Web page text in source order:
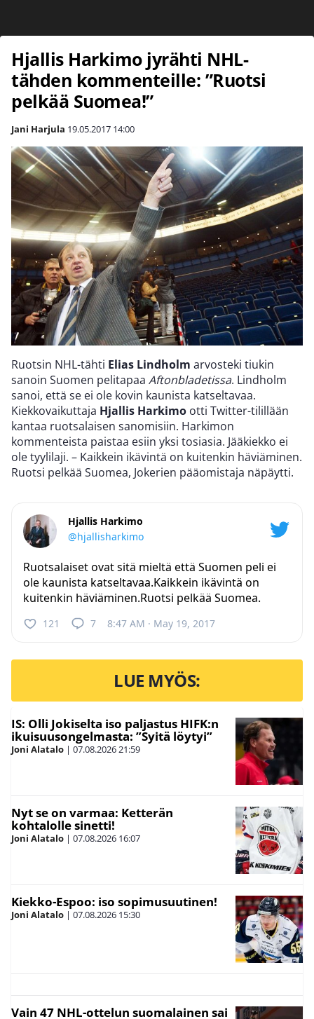
Hjallis Harkimo jyrähti NHL-
tähden kommenteille: ”Ruotsi
pelkää Suomea!”
Jani Harjula 19.05.2017 14:00
Ruotsin NHL-tähti Elias Lindholm arvosteki tiukin
sanoin Suomen pelitapaa Aftonbladetissa. Lindholm
sanoi, että se ei ole kovin kaunista katseltavaa.
Kiekkovaikuttaja Hjallis Harkimo otti Twitter-tilillään
kantaa ruotsalaisen sanomisiin. Harkimon
kommenteista paistaa esiin yksi tosiasia. Jääkiekko ei
ole tyylilaji. – Kaikkein ikävintä on kuitenkin häviäminen.
Ruotsi pelkää Suomea, Jokerien pääomistaja näpäytti.
Hjallis Harkimo
@hjallisharkimo
Ruotsalaiset ovat sitä mieltä että Suomen peli ei
ole kaunista katseltavaa.Kaikkein ikävintä on
kuitenkin häviäminen.Ruotsi pelkää Suomea.
121 7 8:47 AM · May 19, 2017
LUE MYÖS:
IS: Olli Jokiselta iso paljastus HIFK:n
ikuisuusongelmasta: ”Syitä löytyi”
Joni Alatalo | 07.08.202621:59
Nyt se on varmaa: Ketterän
kohtalolle sinetti!
Joni Alatalo | 07.08.2026 16:07
Kiekko-Espoo: iso sopimusuutinen!
Joni Alatalo | 07.08.2026 15:30
Vain 47 NHL-ottelun suomalainen sai